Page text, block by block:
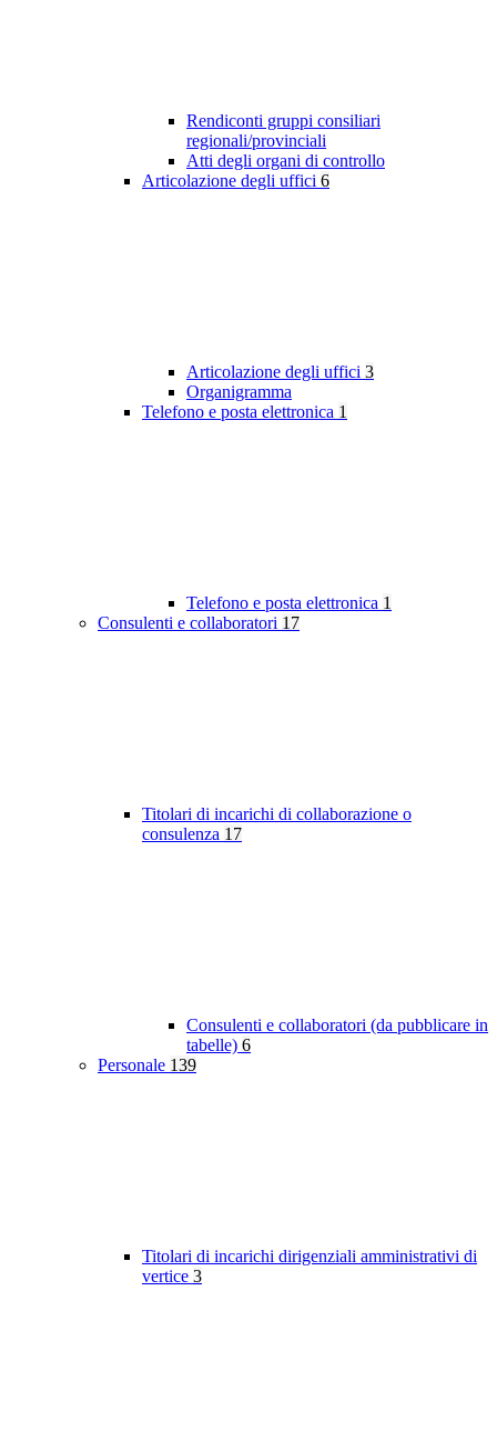
Rendiconti gruppi consiliari
regionali/provinciali
Atti degli organi di controllo
Articolazione degli uffici 6
Articolazione degli uffici 3
Organigramma
Telefono e posta elettronica 1
Telefono e posta elettronica 1
Consulenti e collaboratori 17
Titolari di incarichi di collaborazione o
consulenza 17
Consulenti e collaboratori (da pubblicare in
tabelle) 6
Personale 139
Titolari di incarichi dirigenziali amministrativi di
vertice 3